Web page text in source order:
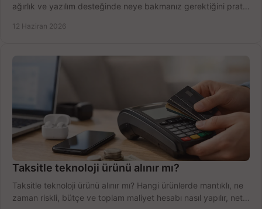
ağırlık ve yazılım desteğinde neye bakmanız gerektiğini pratik
12 Haziran 2026
Taksitle teknoloji ürünü alınır mı?
Taksitle teknoloji ürünü alınır mı? Hangi ürünlerde mantıklı, ne
zaman riskli, bütçe ve toplam maliyet hesabı nasıl yapılır, net